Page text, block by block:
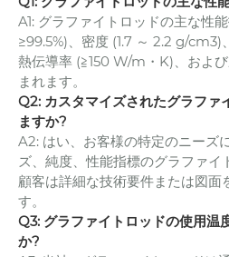
A1: グラファイトロッドの主な性
≥99.5%)、密度 (1.7 ～ 2.2 g/cm3)
熱伝導率 (≧150 W/m・K)、およ
まれます。
Q2: カスタマイズされたグラファ
ますか?
A2: はい、お客様の特定のニーズ
ズ、純度、性能指標のグラファイ
顧客は詳細な技術要件または図面
す。
Q3: グラファイトロッドの使用温
か?